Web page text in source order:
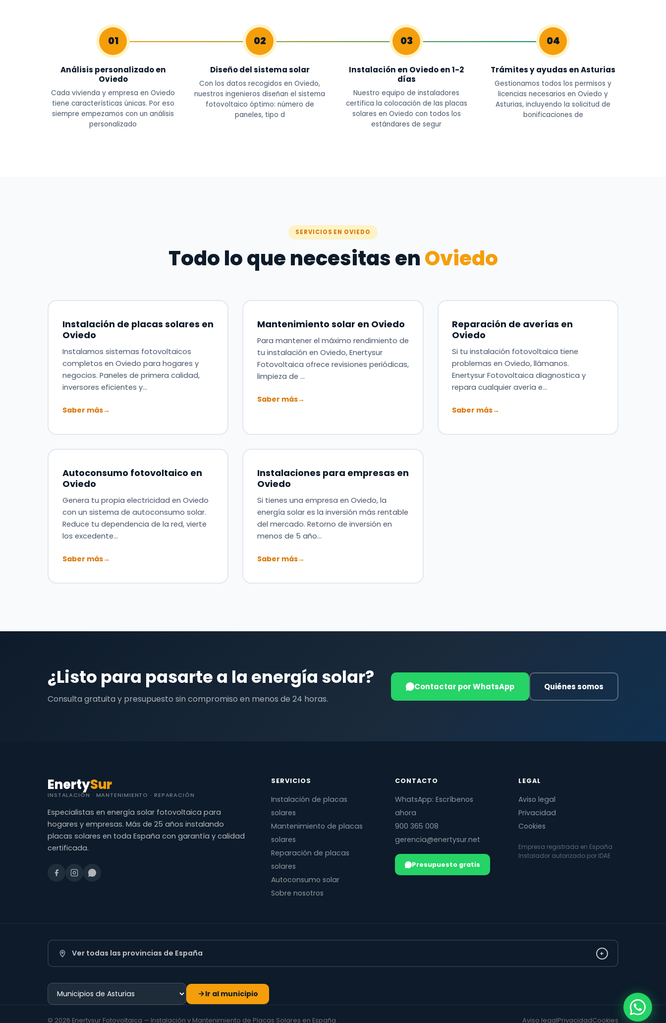
01
Análisis personalizado en
Oviedo
Cada vivienda y empresa en Oviedo
tiene características únicas. Por eso
siempre empezamos con un análisis
personalizado
02
Diseño del sistema solar
Con los datos recogidos en Oviedo,
nuestros ingenieros diseñan el sistema
fotovoltaico óptimo: número de
paneles, tipo d
03
Instalación en Oviedo en 1-2
días
Nuestro equipo de instaladores
certifica la colocación de las placas
solares en Oviedo con todos los
estándares de segur
04
Trámites y ayudas en Asturias
Gestionamos todos los permisos y
licencias necesarios en Oviedo y
Asturias, incluyendo la solicitud de
bonificaciones de
SERVICIOS EN OVIEDO
Todo lo que necesitas enOviedo
Instalación de placas solares en
Oviedo
Instalamos sistemas fotovoltaicos
completos en Oviedo para hogares y
negocios. Paneles de primera calidad,
inversores eficientes y…
Saber más→
Mantenimiento solar en Oviedo
Para mantener el máximo rendimiento de
tu instalación en Oviedo, Enertysur
Fotovoltaica ofrece revisiones periódicas,
limpieza de …
Saber más→
Reparación de averías en
Oviedo
Si tu instalación fotovoltaica tiene
problemas en Oviedo, llámanos.
Enertysur Fotovoltaica diagnostica y
repara cualquier avería e…
Saber más→
Autoconsumo fotovoltaico en
Oviedo
Genera tu propia electricidad en Oviedo
con un sistema de autoconsumo solar.
Reduce tu dependencia de la red, vierte
los excedente…
Saber más→
Instalaciones para empresas en
Oviedo
Si tienes una empresa en Oviedo, la
energía solar es la inversión más rentable
del mercado. Retorno de inversión en
menos de 5 año…
Saber más→
¿Listo para pasarte a la energía solar?
Consulta gratuita y presupuesto sin compromiso en menos de 24 horas.
Contactar por WhatsApp Quiénes somos
EnertySur
INSTALACIÓN · MANTENIMIENTO · REPARACIÓN
Especialistas en energía solar fotovoltaica para
hogares y empresas. Más de 25 años instalando
placas solares en toda España con garantía y calidad
certificada.
SERVICIOS
Instalación de placas
solares
Mantenimiento de placas
solares
Reparación de placas
solares
Autoconsumo solar
Sobre nosotros
CONTACTO
WhatsApp: Escríbenos
ahora
900 365 008
gerencia@enertysur.net
Presupuesto gratis
LEGAL
Aviso legal
Privacidad
Cookies
Empresa registrada en España
Instalador autorizado por IDAE
Ver todas las provincias de España +
Ir al municipio
© 2026 Enertysur Fotovoltaica — Instalación y Mantenimiento de Placas Solares en España Aviso legalPrivacidadCookies